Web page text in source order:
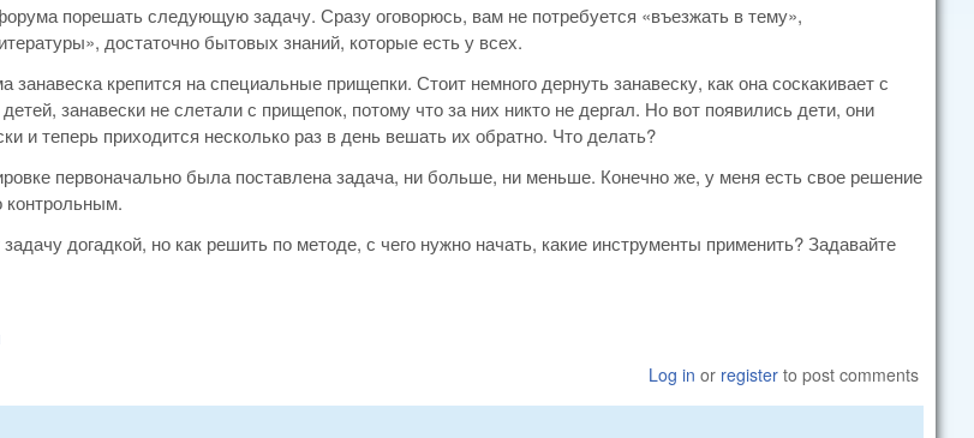
порешать следующую задачу. Сразу оговорюсь, вам не потребуется «въезжать в тему»,
достаточно бытовых знаний, которые есть у всех.
занавеска крепится на специальные прищепки. Стоит немного дернуть занавеску, как она соскакивает с
занавески не слетали с прищепок, потому что за них никто не дергал. Но вот появились дети, они
и теперь приходится несколько раз в день вешать их обратно. Что делать?
первоначально была поставлена задача, ни больше, ни меньше. Конечно же, у меня есть свое решение
контрольным.
догадкой, но как решить по методе, с чего нужно начать, какие инструменты применить? Задавайте
Log in or register to post comments